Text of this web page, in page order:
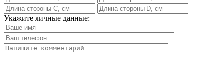
Укажите личные данные: